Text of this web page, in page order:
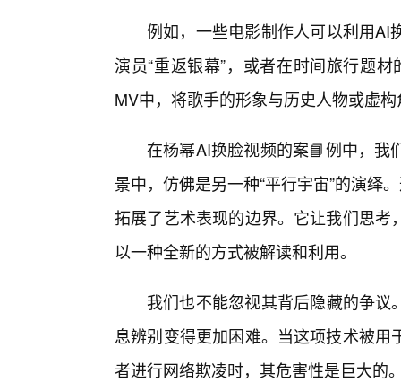
例如，一些电影制作人可以利用AI
演员“重返银幕”，或者在时间旅行题
MV中，将歌手的形象与历史人物或虚
在杨幂AI换脸视频的案📘例中，我
景中，仿佛是另一种“平行宇宙”的演绎
拓展了艺术表现的边界。它让我们思
以一种全新的方式被解读和利用。
我们也不能忽视其背后隐藏的争
息辨别变得更加困难。当这项技术被
者进行网络欺凌时，其危害性是巨大的